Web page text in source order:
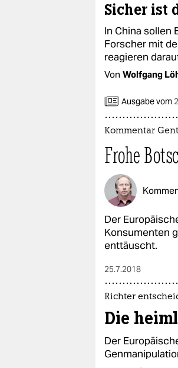
Sicher ist
In China sollen
Forscher mit
reagieren
Von Wolfgang
Ausgabe vom
Kommentar
Frohe
Der
Konsumenten
enttäuscht.
25.7.2018
Richter
Die
Der